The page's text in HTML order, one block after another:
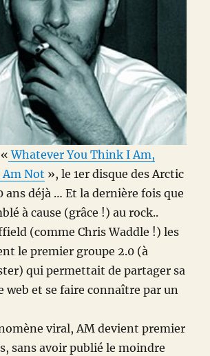
« Whatever You Think I Am,
Am Not », le 1er disque des Arctic
ans déjà … Et la dernière fois que
à cause (grâce !) au rock..
(comme Chris Waddle !) les
le premier groupe 2.0 (à
qui permettait de partager sa
web et se faire connaître par un
viral, AM devient premier
sans avoir publié le moindre